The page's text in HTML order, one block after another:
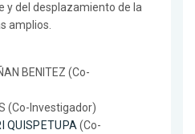
y del desplazamiento de la
amplios.
BENITEZ (Co-
(Co-Investigador)
QUISPETUPA(Co-